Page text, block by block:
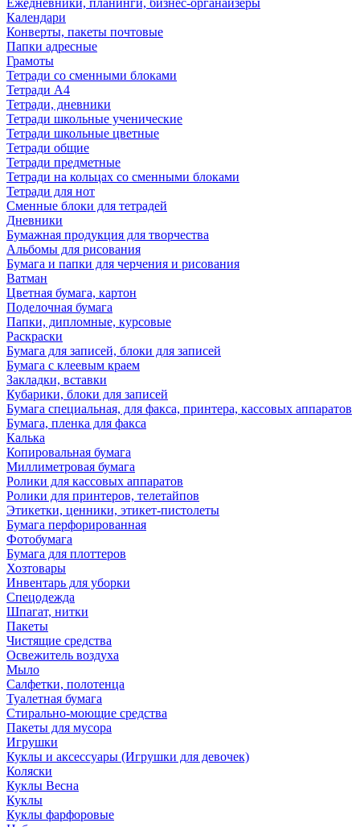
Ежедневники, планинги, бизнес-органайзеры
Календари
Конверты, пакеты почтовые
Папки адресные
Грамоты
Тетради со сменными блоками
Тетради А4
Тетради, дневники
Тетради школьные ученические
Тетради школьные цветные
Тетради общие
Тетради предметные
Тетради на кольцах со сменными блоками
Тетради для нот
Сменные блоки для тетрадей
Дневники
Бумажная продукция для творчества
Альбомы для рисования
Бумага и папки для черчения и рисования
Ватман
Цветная бумага, картон
Поделочная бумага
Папки, дипломные, курсовые
Раскраски
Бумага для записей, блоки для записей
Бумага с клеевым краем
Закладки, вставки
Кубарики, блоки для записей
Бумага специальная, для факса, принтера, кассовых аппаратов
Бумага, пленка для факса
Калька
Копировальная бумага
Миллиметровая бумага
Ролики для кассовых аппаратов
Ролики для принтеров, телетайпов
Этикетки, ценники, этикет-пистолеты
Бумага перфорированная
Фотобумага
Бумага для плоттеров
Хозтовары
Инвентарь для уборки
Спецодежда
Шпагат, нитки
Пакеты
Чистящие средства
Освежитель воздуха
Мыло
Салфетки, полотенца
Туалетная бумага
Стирально-моющие средства
Пакеты для мусора
Игрушки
Куклы и аксессуары (Игрушки для девочек)
Коляски
Куклы Весна
Куклы
Куклы фарфоровые